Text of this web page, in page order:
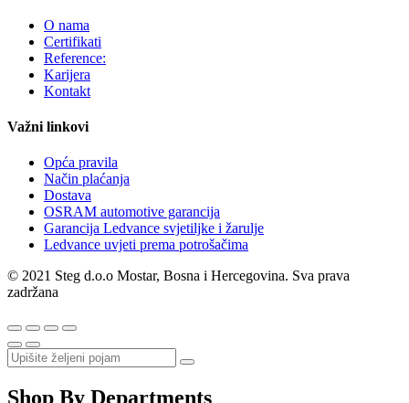
O nama
Certifikati
Reference:
Karijera
Kontakt
Važni linkovi
Opća pravila
Način plaćanja
Dostava
OSRAM automotive garancija
Garancija Ledvance svjetiljke i žarulje
Ledvance uvjeti prema potrošačima
© 2021 Steg d.o.o Mostar, Bosna i Hercegovina. Sva prava
zadržana
Shop By Departments